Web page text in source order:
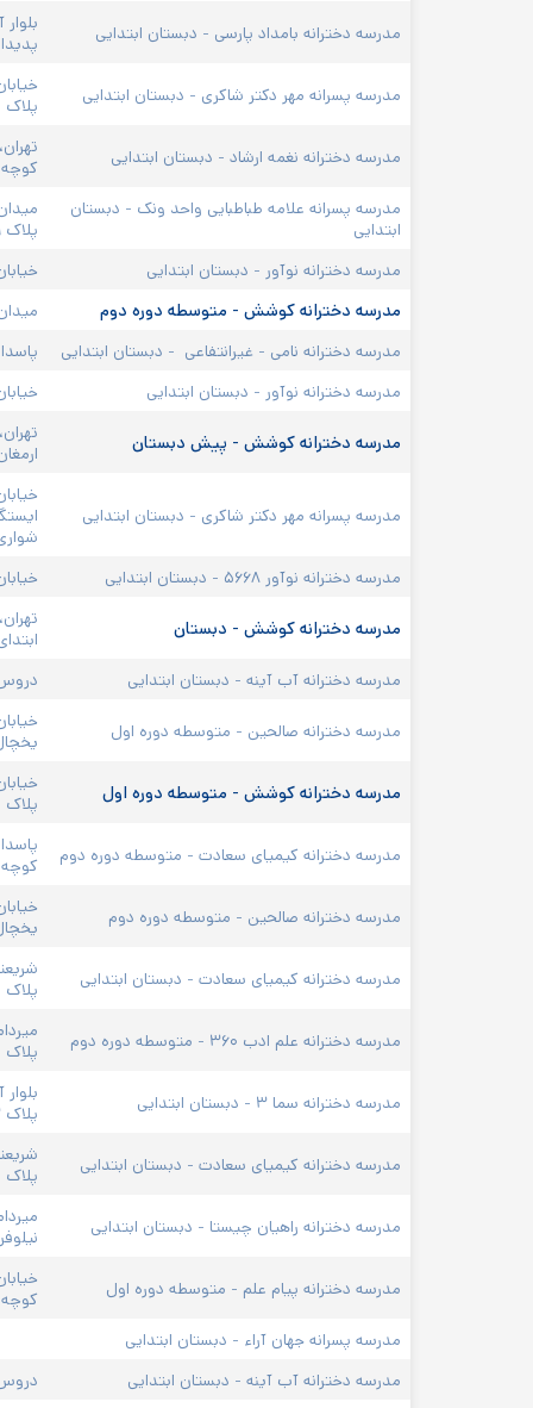
مدرسه دخترانه بامداد پارسی - دبستان ابتدایی
مدرسه پسرانه مهر دکتر شاکری - دبستان ابتدایی
پلاک ۲۲
مدرسه دخترانه نغمه ارشاد - دبستان ابتدایی
کوچه
مدرسه پسرانه علامه طباطبایی واحد ونک - دبستان
ابتدایی
پلاک ۲۹
مدرسه دخترانه نوآور - دبستان ابتدایی
مدرسه دخترانه کوشش - متوسطه دوره دوم
مدرسه دخترانه نامی - غیرانتفاعی  - دبستان ابتدایی
مدرسه دخترانه نوآور - دبستان ابتدایی
مدرسه دخترانه کوشش - پیش دبستان
مدرسه پسرانه مهر دکتر شاکری - دبستان ابتدایی
مدرسه دخترانه نوآور ۵۶۶۸ - دبستان ابتدایی
مدرسه دخترانه کوشش - دبستان
مدرسه دخترانه آب آینه - دبستان ابتدایی
دروس،
مدرسه دخترانه صالحین - متوسطه دوره اول
مدرسه دخترانه کوشش - متوسطه دوره اول
پلاک ۲۴۵
مدرسه دخترانه کیمیای سعادت - متوسطه دوره دوم
کوچه
مدرسه دخترانه صالحین - متوسطه دوره دوم
مدرسه دخترانه کیمیای سعادت - دبستان ابتدایی
پلاک ۱۵
مدرسه دخترانه علم ادب ۳۶۰ - متوسطه دوره دوم پلاک ۱۰
مدرسه دخترانه سما ۳ - دبستان ابتدایی
پلاک ۳
مدرسه دخترانه کیمیای سعادت - دبستان ابتدایی
پلاک ۱۵
مدرسه دخترانه راهیان چیستا - دبستان ابتدایی
مدرسه دخترانه پیام علم - متوسطه دوره اول
کوچه
مدرسه پسرانه جهان آراء - دبستان ابتدایی
مدرسه دخترانه آب آینه - دبستان ابتدایی
دروس،